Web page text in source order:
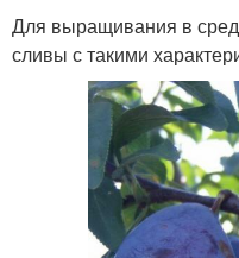
Для выращивания в
сливы с такими